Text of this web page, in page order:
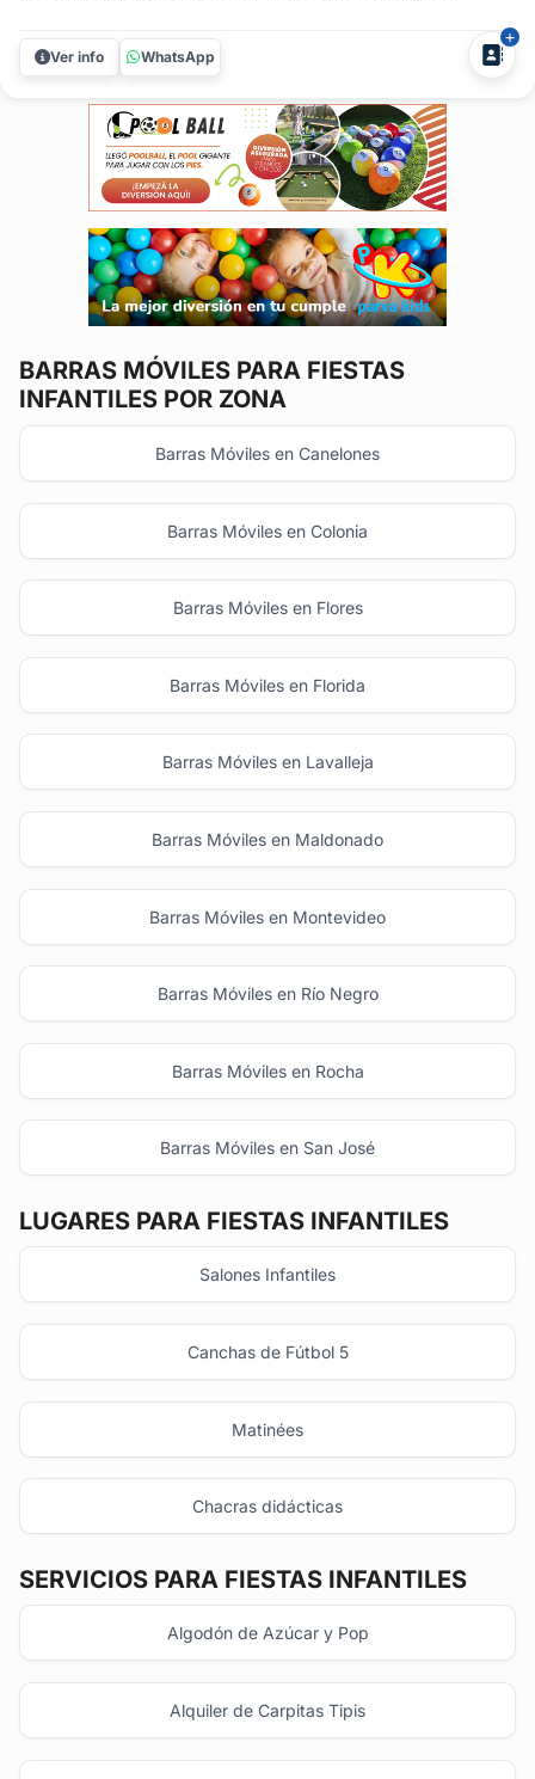
tradicionales y preferidos por el público, con el aval de las
marcas de primer nivel como: RON BACARDI VODKA
SMIRNOFF FERNET BRANCA...
Ver info WhatsApp
BARRAS MÓVILES PARA FIESTAS
INFANTILES POR ZONA
Barras Móviles en Canelones
Barras Móviles en Colonia
Barras Móviles en Flores
Barras Móviles en Florida
Barras Móviles en Lavalleja
Barras Móviles en Maldonado
Barras Móviles en Montevideo
Barras Móviles en Río Negro
Barras Móviles en Rocha
Barras Móviles en San José
LUGARES PARA FIESTAS INFANTILES
Salones Infantiles
Canchas de Fútbol 5
Matinées
Chacras didácticas
SERVICIOS PARA FIESTAS INFANTILES
Algodón de Azúcar y Pop
Alquiler de Carpitas Tipis